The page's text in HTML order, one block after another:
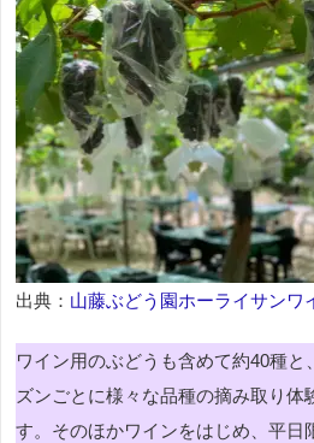
出典： 山藤ぶどう園ホーライサンワ
ワイン用のぶどうも含めて約40種
ズンごとに様々な品種の摘み取り体
す。そのほかワインをはじめ、平日